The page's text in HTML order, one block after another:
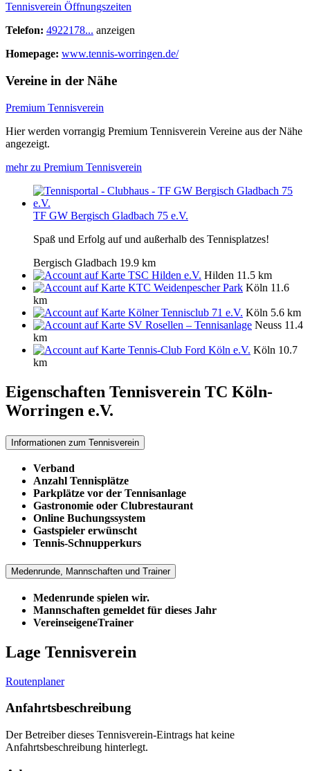
Tennisverein Öffnungszeiten
Telefon: 4922178... anzeigen
Homepage: www.tennis-worringen.de/
Vereine in der Nähe
Premium Tennisverein
Hier werden vorrangig Premium Tennisverein Vereine aus der Nähe
angezeigt.
mehr zu Premium Tennisverein
TF GW Bergisch Gladbach 75 e.V.
Spaß und Erfolg auf und außerhalb des Tennisplatzes!
Bergisch Gladbach 19.9 km
TSC Hilden e.V. Hilden 11.5 km
KTC Weidenpescher Park Köln 11.6
km
Kölner Tennisclub 71 e.V. Köln 5.6 km
SV Rosellen – Tennisanlage Neuss 11.4
km
Tennis-Club Ford Köln e.V. Köln 10.7
km
Eigenschaften Tennisverein TC Köln-
Worringen e.V.
Informationen zum Tennisverein
Verband
Anzahl Tennisplätze
Parkplätze vor der Tennisanlage
Gastronomie oder Clubrestaurant
Online Buchungssystem
Gastspieler erwünscht
Tennis-Schnupperkurs
Medenrunde, Mannschaften und Trainer
Medenrunde spielen wir.
Mannschaften gemeldet für dieses Jahr
VereinseigeneTrainer
Lage Tennisverein
Routenplaner
Anfahrtsbeschreibung
Der Betreiber dieses Tennisverein-Eintrags hat keine
Anfahrtsbeschreibung hinterlegt.